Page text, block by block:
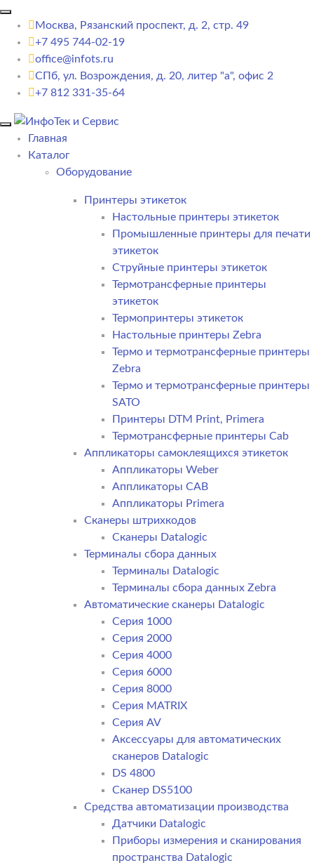
Москва, Рязанский проспект, д. 2, стр. 49
+7 495 744-02-19
office@infots.ru
СПб, ул. Возрождения, д. 20, литер "a", офис 2
+7 812 331-35-64
Главная
Каталог
Оборудование
Принтеры этикеток
Настольные принтеры этикеток
Промышленные принтеры для печати
этикеток
Струйные принтеры этикеток
Термотрансферные принтеры
этикеток
Термопринтеры этикеток
Настольные принтеры Zebra
Термо и термотрансферные принтеры
Zebra
Термо и термотрансферные принтеры
SATO
Принтеры DTM Print, Primera
Термотрансферные принтеры Cab
Аппликаторы самоклеящихся этикеток
Аппликаторы Weber
Аппликаторы CAB
Аппликаторы Primera
Сканеры штрихкодов
Сканеры Datalogic
Терминалы сбора данных
Терминалы Datalogic
Терминалы сбора данных Zebra
Автоматические сканеры Datalogic
Серия 1000
Серия 2000
Серия 4000
Серия 6000
Серия 8000
Серия MATRIX
Серия AV
Аксессуары для автоматических
сканеров Datalogic
DS 4800
Сканер DS5100
Средства автоматизации производства
Датчики Datalogic
Приборы измерения и сканирования
пространства Datalogic